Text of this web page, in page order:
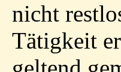
nicht
Tätigkeit